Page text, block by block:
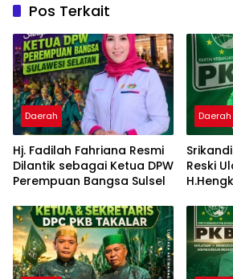
Pos Terkait
Daerah
Hj. Fadilah Fahriana Resmi
Dilantik sebagai Ketua DPW
Perempuan Bangsa Sulsel
Daerah
Reski
Dekat